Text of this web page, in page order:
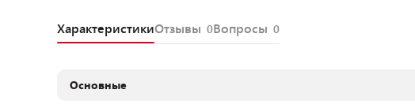
ХарактеристикиОтзывы 0Вопросы 0
Основные